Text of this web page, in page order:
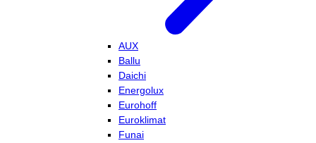
AUX
Ballu
Daichi
Energolux
Eurohoff
Euroklimat
Funai